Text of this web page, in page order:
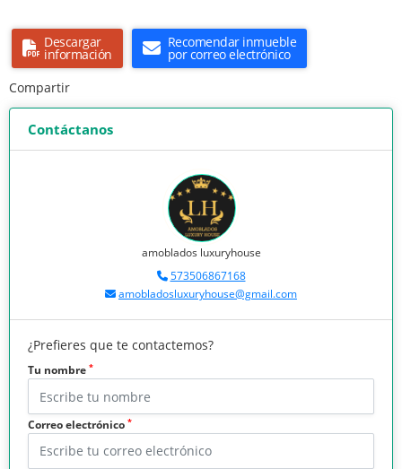
Descargar
información
Recomendar inmueble
por correo electrónico
Compartir
Contáctanos
amoblados luxuryhouse
573506867168
amobladosluxuryhouse@gmail.com
¿Prefieres que te contactemos?
Tu nombre *
Correo electrónico *